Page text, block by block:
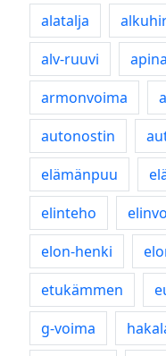
alatalja
alv-ruuvi
armonvoima
autonostin
elämänpuu
elinteho
elon-henki
etukämmen
g-voima